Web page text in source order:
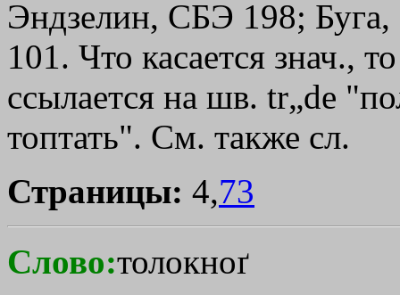
Эндзелин, СБЭ 198;
101. Что касается знач.,
ссылается на шв. tr„dе
топтать". См. также сл.
Страницы: 4,73
Слово:толокноґ